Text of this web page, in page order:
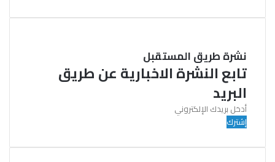
نشرة طريق المستقبل
تابع النشرة الاخبارية عن طريق
البريد
أدخل
بريدك